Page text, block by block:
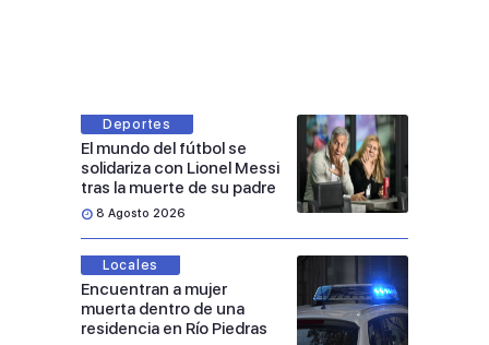
Deportes
El mundo del fútbol se
solidariza con Lionel Messi
tras la muerte de su padre
8 Agosto 2026
Locales
Encuentran a mujer
muerta dentro de una
residencia en Río Piedras